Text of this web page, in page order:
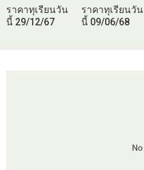
ราคาทุเรียนวัน
นี้ 29/12/67
ราคาทุเรียนวัน
นี้ 09/06/68